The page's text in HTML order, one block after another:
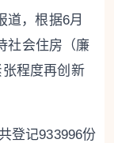
道，根据6月
社会住房（廉
程度再创新
登记933996份